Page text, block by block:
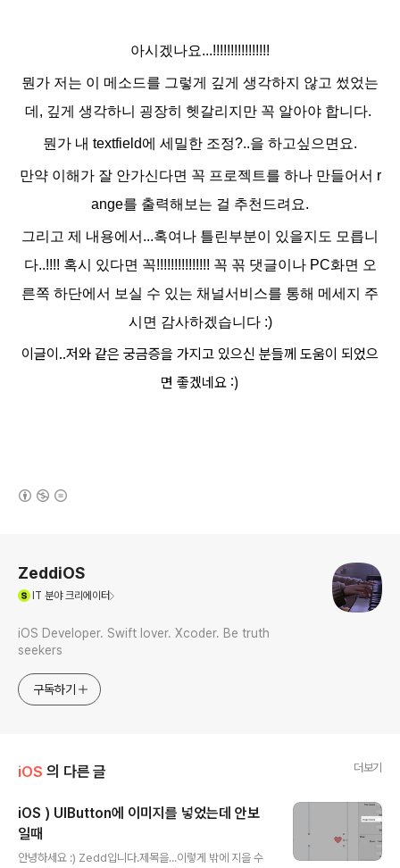
아시겠나요...!!!!!!!!!!!!!!!!
뭔가 저는 이 메소드를 그렇게 깊게 생각하지 않고 썼었는
데, 깊게 생각하니 굉장히 헷갈리지만 꼭 알아야 합니다.
뭔가 내 textfield에 세밀한 조정?..을 하고싶으면요.
만약 이해가 잘 안가신다면 꼭 프로젝트를 하나 만들어서 r
ange를 출력해보는 걸 추천드려요.
그리고 제 내용에서...혹여나 틀린부분이 있을지도 모릅니
다..!!!! 혹시 있다면 꼭!!!!!!!!!!!!!!! 꼭 꼮 댓글이나 PC화면 오
른쪽 하단에서 보실 수 있는 채널서비스를 통해 메세지 주
시면 감사하겠습니다 :)
이글이..저와 같은 궁금증을 가지고 있으신 분들께 도움이 되었으
면 좋겠네요 :)
ZeddiOS
IT 분야 크리에이터
iOS Developer. Swift lover. Xcoder. Be truth
seekers
구독하기
iOS 의 다른 글 더보기
iOS ) UIButton에 이미지를 넣었는데 안보
일때
안녕하세요 :) Zedd입니다.제목을...이렇게 밖에 지을 수